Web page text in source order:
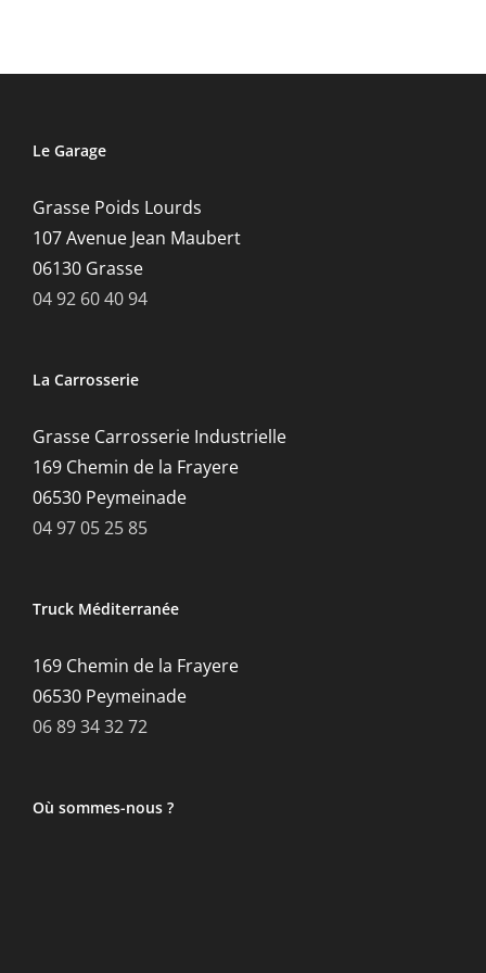
Le Garage
Grasse Poids Lourds
107 Avenue Jean Maubert
06130 Grasse
04 92 60 40 94
La Carrosserie
Grasse Carrosserie Industrielle
169 Chemin de la Frayere
06530 Peymeinade
04 97 05 25 85
Truck Méditerranée
169 Chemin de la Frayere
06530 Peymeinade
06 89 34 32 72
Où sommes-nous ?